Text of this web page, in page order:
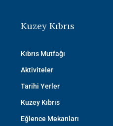
Kuzey Kıbrıs
Kıbrıs Mutfağı
Aktiviteler
Tarihi Yerler
Kuzey Kıbrıs
Eğlence Mekanları